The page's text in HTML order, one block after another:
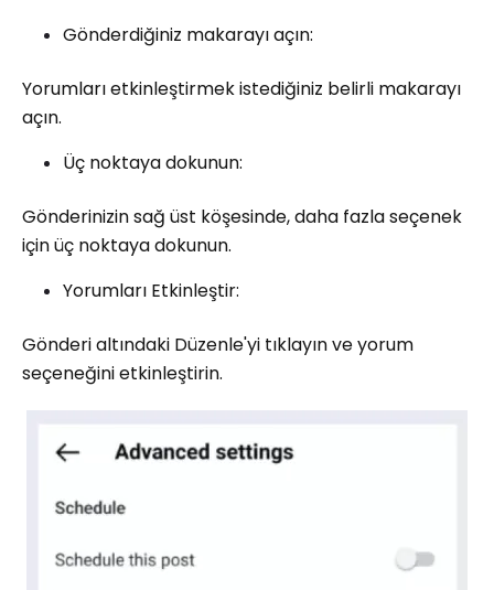
Gönderdiğiniz makarayı açın:
Yorumları etkinleştirmek istediğiniz belirli makarayı
açın.
Üç noktaya dokunun:
Gönderinizin sağ üst köşesinde, daha fazla seçenek
için üç noktaya dokunun.
Yorumları Etkinleştir:
Gönderi altındaki Düzenle'yi tıklayın ve yorum
seçeneğini etkinleştirin.